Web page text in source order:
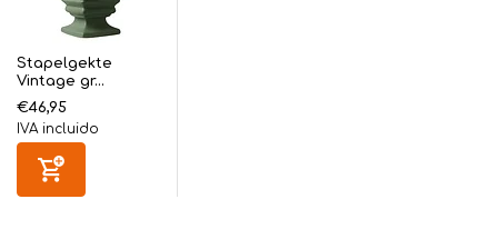
Stapelgekte
Vintage gr...
€46,95
IVA incluido